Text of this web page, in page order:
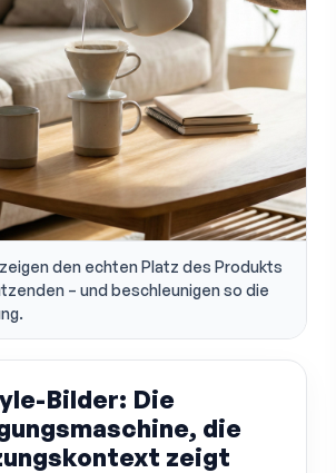
den echten Platz des Produkts
– und beschleunigen so die
Bilder: Die
die
zeigt